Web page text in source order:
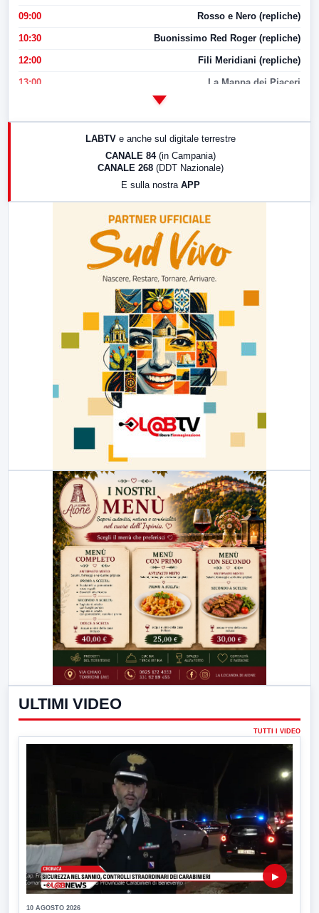
09:00 Rosso e Nero (repliche)
10:30 Buonissimo Red Roger (repliche)
12:00 Fili Meridiani (repliche)
13:00 La Mappa dei Piaceri
LABTV e anche sul digitale terrestre
CANALE 84 (in Campania)
CANALE 268 (DDT Nazionale)
E sulla nostra APP
ULTIMI VIDEO
TUTTI I VIDEO
▶
10 AGOSTO 2026